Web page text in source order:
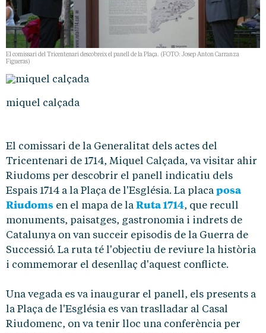
El comissari del Tricentenari descobreix el panell de la Plaça. (FOTO: Josep Anton Carranza
Figueras)
miquel calçada
El comissari de la Generalitat dels actes del
Tricentenari de 1714, Miquel Calçada, va visitar ahir
Riudoms per descobrir el panell indicatiu dels
Espais 1714 a la Plaça de l'Església. La placa posa
Riudoms en el mapa de la Ruta 1714, que recull
monuments, paisatges, gastronomia i indrets de
Catalunya on van succeir episodis de la Guerra de
Successió. La ruta té l'objectiu de reviure la història
i commemorar el desenllaç d'aquest conflicte.
Una vegada es va inaugurar el panell, els presents a
la Plaça de l'Església es van traslladar al Casal
Riudomenc, on va tenir lloc una conferència per